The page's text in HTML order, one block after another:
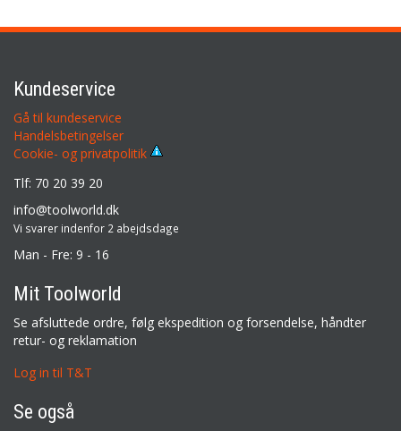
Kundeservice
Gå til kundeservice
Handelsbetingelser
Cookie- og privatpolitik
Tlf: 70 20 39 20
info@toolworld.dk
Vi svarer indenfor 2 abejdsdage
Man - Fre: 9 - 16
Mit Toolworld
Se afsluttede ordre, følg ekspedition og forsendelse, håndter
retur- og reklamation
Log in til T&T
Se også